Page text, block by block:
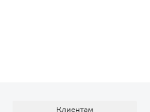
Клиентам